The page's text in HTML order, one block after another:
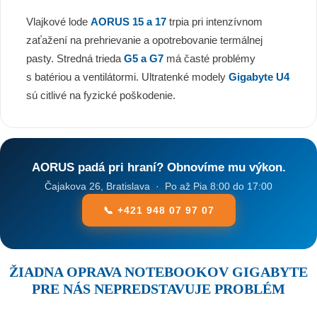
Vlajkové lode AORUS 15 a 17 trpia pri intenzívnom
zaťažení na prehrievanie a opotrebovanie termálnej
pasty. Stredná trieda G5 a G7 má časté problémy
s batériou a ventilátormi. Ultratenké modely Gigabyte U4
sú citlivé na fyzické poškodenie.
AORUS padá pri hraní? Obnovíme mu výkon.
Čajakova 26, Bratislava · Po až Pia 8:00 do 17:00
📞 +421 948 07 97 07
ŽIADNA OPRAVA NOTEBOOKOV GIGABYTE
PRE NÁS NEPREDSTAVUJE PROBLÉM